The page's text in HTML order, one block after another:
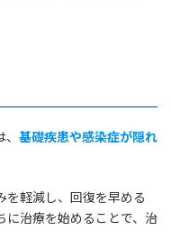
基礎疾患や感染症が隠れ
を軽減し、回復を早める
に治療を始めることで、治